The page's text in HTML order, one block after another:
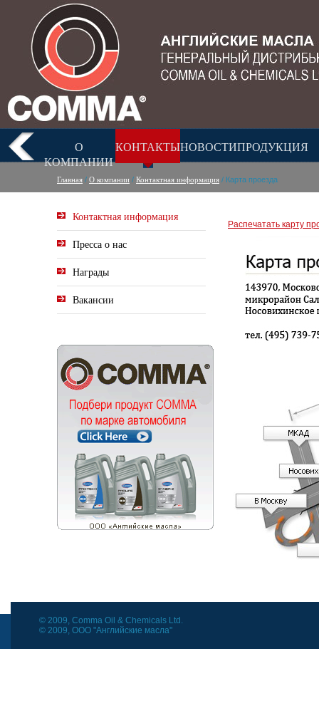
О
КОМПАНИИ
КОНТАКТЫНОВОСТИПРОДУКЦИЯ
Главная / О компании / Контактная информация / Карта проезда
Контактная информация
Пресса о нас
Награды
Вакансии
Распечатать карту
© 2009, Comma Oil & Chemicals Ltd.
© 2009, ООО "Английские масла"